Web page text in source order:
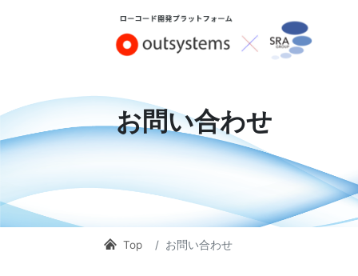
お問い合わせ
Top お問い合わせ